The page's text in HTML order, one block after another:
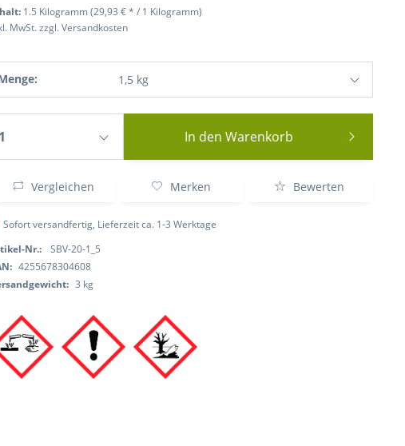
1.5 Kilogramm (29,93 € * / 1 Kilogramm)
MwSt.zzgl. Versandkosten
In den Warenkorb
Vergleichen Merken Bewerten
Sofort versandfertig, Lieferzeit ca. 1-3 Werktage
Nr.:
SBV-20-1_5
4255678304608
3 kg